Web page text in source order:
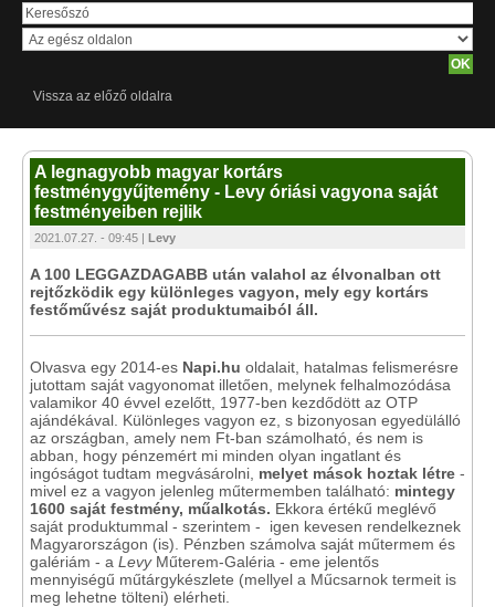
Vissza az előző oldalra
A legnagyobb magyar kortárs
festménygyűjtemény - Levy óriási vagyona saját
festményeiben rejlik
2021.07.27. - 09:45 | Levy
A 100 LEGGAZDAGABB után valahol az élvonalban ott
rejtőzködik egy különleges vagyon, mely egy kortárs
festőművész saját produktumaiból áll.
Olvasva egy 2014-es Napi.hu oldalait, hatalmas felismerésre
jutottam saját vagyonomat illetően, melynek felhalmozódása
valamikor 40 évvel ezelőtt, 1977-ben kezdődött az OTP
ajándékával. Különleges vagyon ez, s bizonyosan egyedülálló
az országban, amely nem Ft-ban számolható, és nem is
abban, hogy pénzemért mi minden olyan ingatlant és
ingóságot tudtam megvásárolni, melyet mások hoztak létre -
mivel ez a vagyon jelenleg műtermemben található: mintegy
1600 saját festmény, műalkotás. Ekkora értékű meglévő
saját produktummal - szerintem - igen kevesen rendelkeznek
Magyarországon (is). Pénzben számolva saját műtermem és
galériám - a Levy Műterem-Galéria - eme jelentős
mennyiségű műtárgykészlete (mellyel a Műcsarnok termeit is
meg lehetne tölteni) elérheti.